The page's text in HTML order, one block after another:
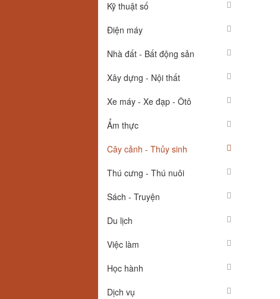
Kỹ thuật số
Điện máy
Nhà đất - Bất động sản
Xây dựng - Nội thất
Xe máy - Xe đạp - Ôtô
Ẩm thực
Cây cảnh - Thủy sinh
Thú cưng - Thú nuôi
Sách - Truyện
Du lịch
Việc làm
Học hành
Dịch vụ